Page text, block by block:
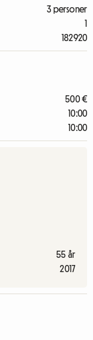
3 personer
1
182920
500 €
10:00
10:00
55 år
2017